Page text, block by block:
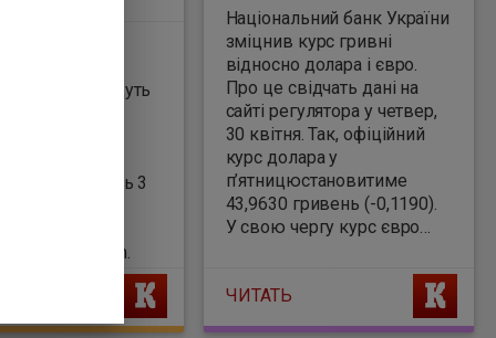
1,3 ГВт будуть
на це виділять 3
в Telegram.
Національний банк України
зміцнив курс гривні
відносно долара і євро.
Про це свідчать дані на
сайті регулятора у четвер,
30 квітня. Так, офіційний
курс долара у
п’ятницюстановитиме
43,9630 гривень (-0,1190).
У свою чергу курс євро
51,4587 гривень (-0,1216).
ЧИТАТЬ